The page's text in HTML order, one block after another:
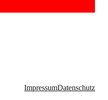
ImpressumDatenschutz